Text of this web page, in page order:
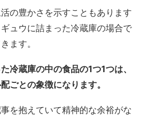
の豊かさを示すこともあります
ュウに詰まった冷蔵庫の場合で
ます。
冷蔵庫の中の食品の1つ1つは、
ごとの象徴になります。
を抱えていて精神的な余裕がな